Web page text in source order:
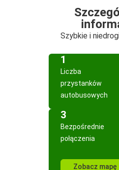
Szybkie i
1
Liczba
przystanków
autobusowych
3
Bezpośrednie
połączenia
Zobacz mapę